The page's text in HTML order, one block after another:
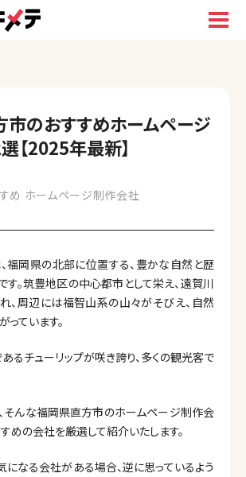
のおすすめホームページ
【2025年最新】
め ホームページ制作会社
福岡県の北部に位置する、豊かな自然と歴
す。筑豊地区の中心都市として栄え、遠賀川
、周辺には福智山系の山々がそびえ、自然
ています。
るチューリップが咲き誇り、多くの観光客で
そんな福岡県直方市のホームページ制作会
めの会社を厳選して紹介いたします。
になる会社がある場合、逆に思っているよう